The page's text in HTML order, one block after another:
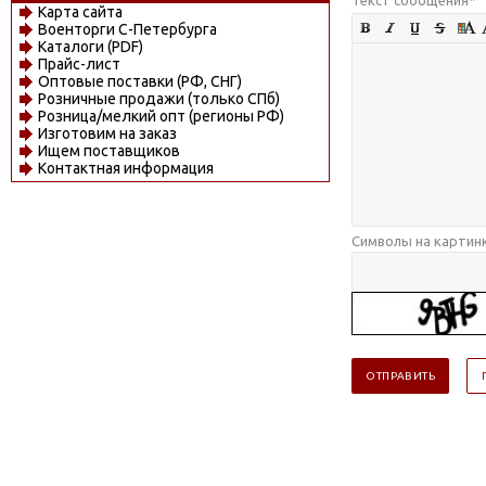
Карта сайта
Военторги С-Петербурга
Каталоги (PDF)
Прайс-лист
Оптовые поставки (РФ, СНГ)
Розничные продажи (только СПб)
Розница/мелкий опт (регионы РФ)
Изготовим на заказ
Ищем поставщиков
Контактная информация
Символы на